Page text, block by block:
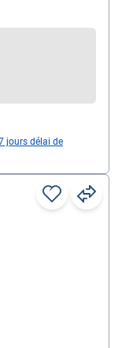
jours délai de